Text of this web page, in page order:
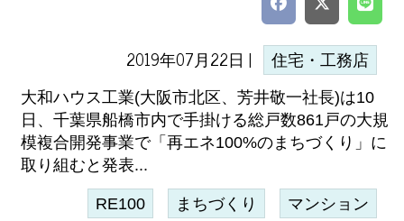
2019年07月22日 | 住宅・工務店
大和ハウス工業(大阪市北区、芳井敬一社長)は10
日、千葉県船橋市内で手掛ける総戸数861戸の大規
模複合開発事業で「再エネ100%のまちづくり」に
取り組むと発表...
RE100 まちづくり マンション